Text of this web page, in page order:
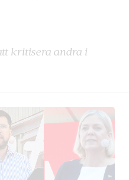
kritisera andra i